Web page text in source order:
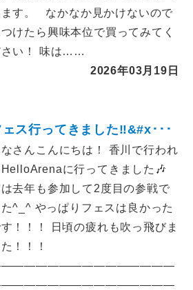
ます。 なかなか見かけないので
つけたら興味本位で買ってみてく
さい！ 味は……
2026年03月19日
ェス行ってきました‼️&#x･･･
さんこんにちは！ 香川で行われ
HelloArenaに行ってきました🎶
去年も参加して2度目の参戦で
た^_^ やっぱりフェスは良かった
！！！ 日頃の疲れも吹っ飛びま
！！！